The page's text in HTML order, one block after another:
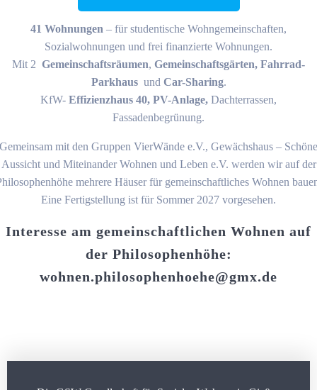
41 Wohnungen – für studentische Wohngemeinschaften,
Sozialwohnungen und frei finanzierte Wohnungen.
Mit 2 Gemeinschaftsräumen, Gemeinschaftsgärten, Fahrrad-
Parkhaus und Car-Sharing.
KfW- Effizienzhaus 40, PV-Anlage, Dachterrassen,
Fassadenbegrünung.
Gemeinsam mit den Gruppen VierWände e.V., Gewächshaus – Schöne
Aussicht und Miteinander Wohnen und Leben e.V. werden wir auf der
mehrere Häuser für gemeinschaftliches Wohnen
Eine Fertigstellung ist für Sommer 2027 vorgesehen.
Interesse am gemeinschaftlichen Wohnen auf
der Philosophenhöhe:
wohnen.philosophenhoehe@gmx.de